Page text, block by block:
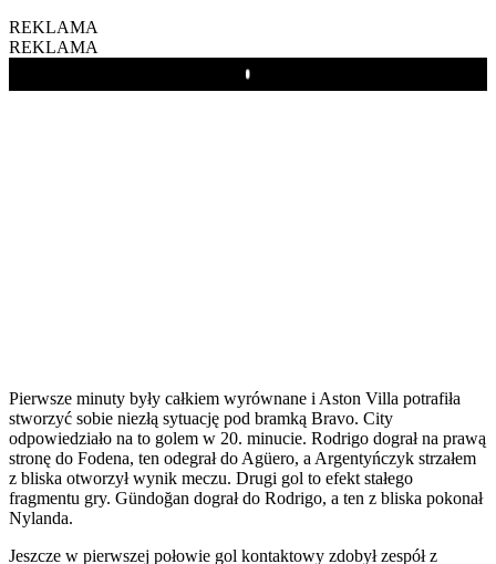
REKLAMA
REKLAMA
Play
Pierwsze minuty były całkiem wyrównane i Aston Villa potrafiła
stworzyć sobie niezłą sytuację pod bramką Bravo. City
odpowiedziało na to golem w 20. minucie. Rodrigo dograł na prawą
stronę do Fodena, ten odegrał do Agüero, a Argentyńczyk strzałem
z bliska otworzył wynik meczu. Drugi gol to efekt stałego
fragmentu gry. Gündoğan dograł do Rodrigo, a ten z bliska pokonał
Nylanda.
Jeszcze w pierwszej połowie gol kontaktowy zdobył zespół z